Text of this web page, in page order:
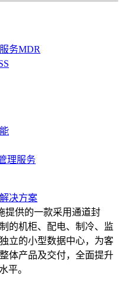
务MDR
理服务
决方案
提供的一款采用通道封
的机柜、配电、制冷、监
立的小型数据中心，为客
体产品及交付，全面提升
平。